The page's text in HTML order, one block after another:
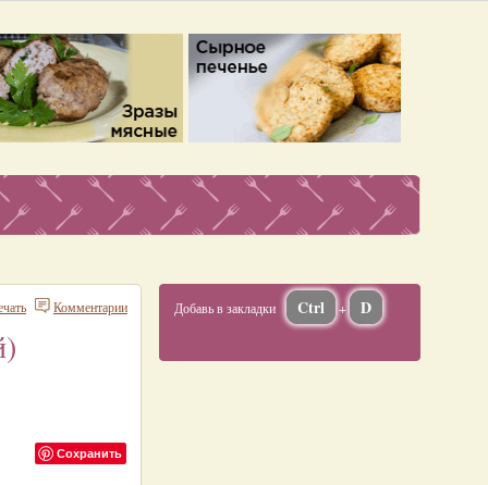
Комментарии
Сохранить
Добавь в закладки Ctrl + D